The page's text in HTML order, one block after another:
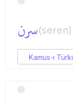
سرن(seren)
Kamus-ı Türki